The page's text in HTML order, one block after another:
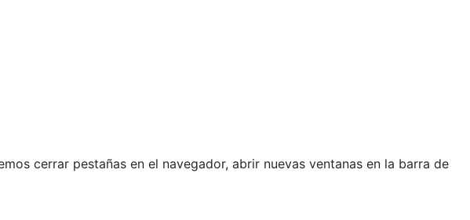
cerrar pestañas en el navegador, abrir nuevas ventanas en la barra de